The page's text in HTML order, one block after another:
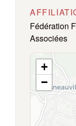
Fédération
Associées
+
−